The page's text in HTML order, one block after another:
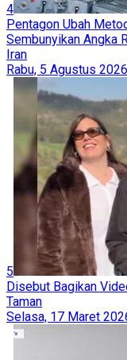
4
Pentagon Ubah
Sembunyikan Angka
Iran
Rabu, 5 Agustus 2026
5
Disebut Bagikan
Taman
Selasa, 17 Maret